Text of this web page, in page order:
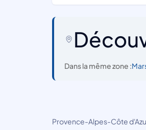
Dans la même zone :
Provence-Alpes-Côte